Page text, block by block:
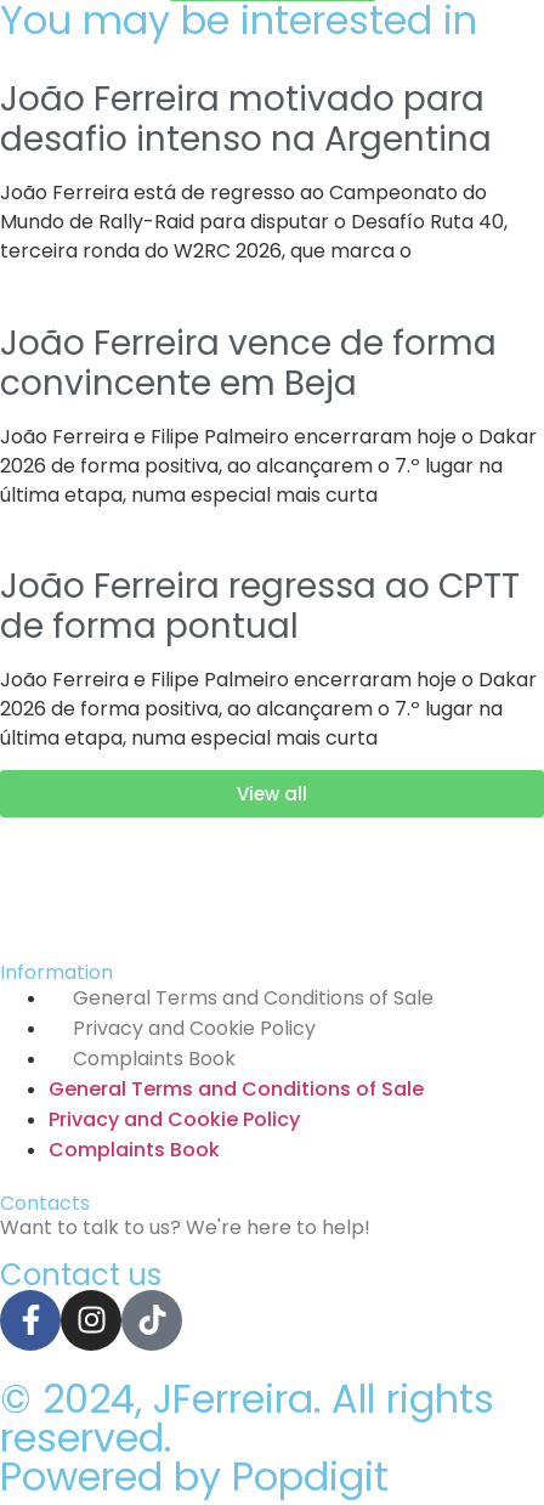
You may be interested in
João Ferreira motivado para
desafio intenso na Argentina
João Ferreira está de regresso ao Campeonato do
Mundo de Rally-Raid para disputar o Desafío Ruta 40,
terceira ronda do W2RC 2026, que marca o
João Ferreira vence de forma
convincente em Beja
João Ferreira e Filipe Palmeiro encerraram hoje o Dakar
2026 de forma positiva, ao alcançarem o 7.º lugar na
última etapa, numa especial mais curta
João Ferreira regressa ao CPTT
de forma pontual
João Ferreira e Filipe Palmeiro encerraram hoje o Dakar
2026 de forma positiva, ao alcançarem o 7.º lugar na
última etapa, numa especial mais curta
View all
Information
General Terms and Conditions of Sale
Privacy and Cookie Policy
Complaints Book
General Terms and Conditions of Sale
Privacy and Cookie Policy
Complaints Book
Contacts
Want to talk to us? We're here to help!
Contact us
© 2024, JFerreira. All rights
reserved.
Powered by Popdigit